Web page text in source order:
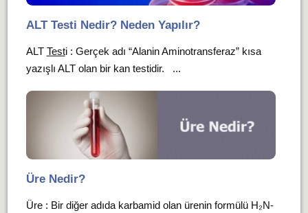
ALT Testi Nedir? Neden Yapılır?
ALT Testi : Gerçek adı “Alanin Aminotransferaz” kısa
yazışlı ALT olan bir kan testidir. ...
Üre Nedir?
Üre : Bir diğer adıda karbamid olan ürenin formülü H₂N-